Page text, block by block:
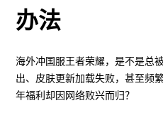
办法
海外冲国服王者荣耀，是不是总
出、皮肤更新加载失败，甚至频
年福利却因网络败兴而归？